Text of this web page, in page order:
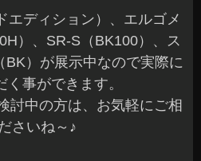
エディション）、エルゴメ
）、SR-S（BK100）、ス
BK）が展示中なので実際に
く事ができます。
討中の方は、お気軽にご相
さいね～♪